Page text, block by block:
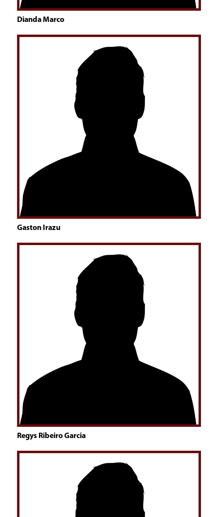
Dianda Marco
Gaston Irazu
Regys Ribeiro Garcia